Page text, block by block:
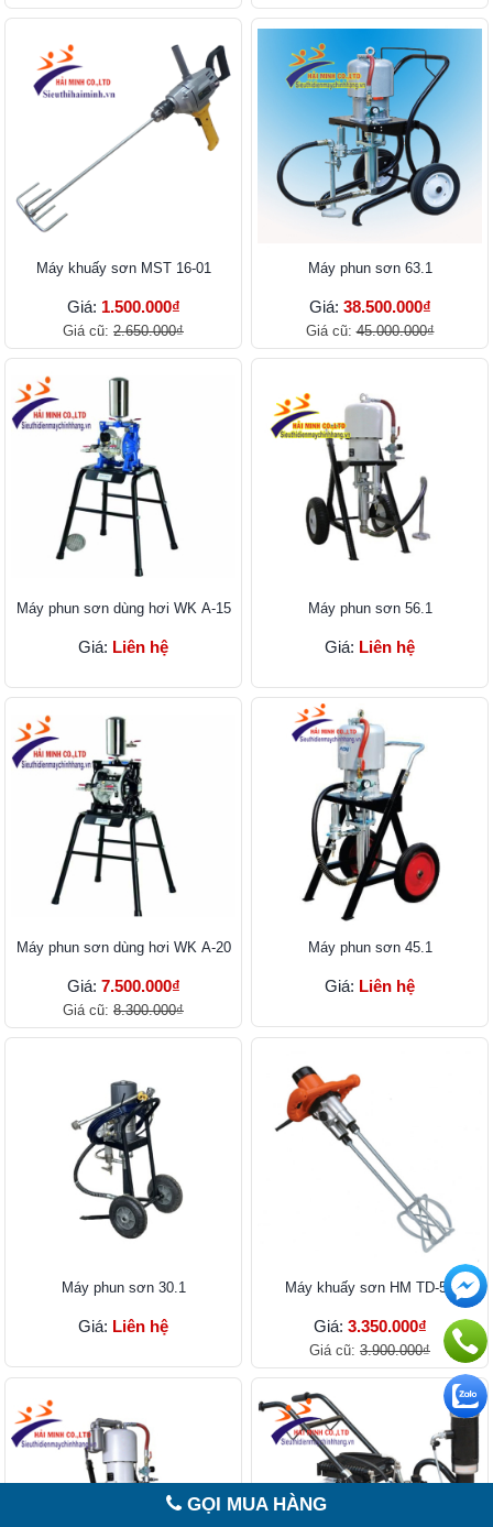
Máy khuấy sơn MST 16-01
Giá: 1.500.000₫
Giá cũ: 2.650.000₫
Máy phun sơn 63.1
Giá: 38.500.000₫
Giá cũ:45.000.000₫
Máy phun sơn dùng hơi WK A-15
Giá: Liên hệ
Máy phun sơn 56.1
Giá: Liên hệ
Máy phun sơn dùng hơi WK A-20
Giá: 7.500.000₫
Giá cũ: 8.300.000₫
Máy phun sơn 45.1
Giá: Liên hệ
Máy phun sơn 30.1
Giá: Liên hệ
Máy khuấy sơn HM TD-50
Giá: 3.350.000₫
Giá cũ: 3.900.000₫
GỌI MUA HÀNG